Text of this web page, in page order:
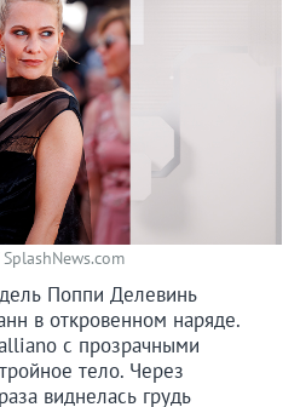
Поппи Делевинь
в откровенном наряде.
с прозрачными
тело. Через
виднелась грудь